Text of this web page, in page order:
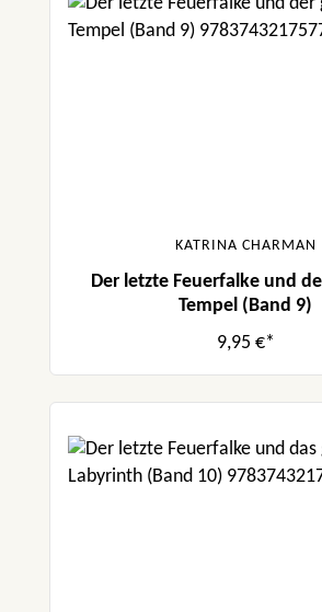
KATRINA CHARMAN
Der letzte Feuerfalke und
Tempel (Band 9)
9,95 €*